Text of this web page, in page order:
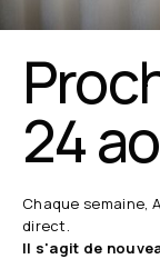
24
Chaque semaine,
direct.
Il s'agit de